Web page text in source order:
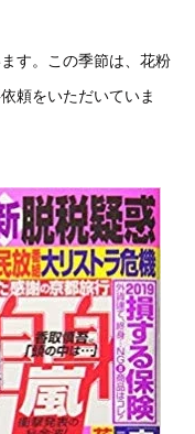
す。この季節は、花粉
頼をいただいていま